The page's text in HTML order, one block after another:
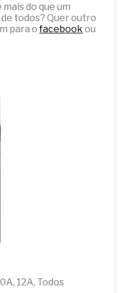
do que um
todos? Quer outro
para ofacebook ou
12A, Todos